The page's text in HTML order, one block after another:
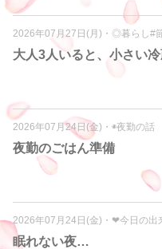
2026年07月27日(月) ・ ◎暮らし#
大人3人いると、小さい
2026年07月24日(金) ・ ◉夜勤の話
夜勤のごはん準備
2026年07月24日(金) ・ ❤︎今日の出
眠れない夜…